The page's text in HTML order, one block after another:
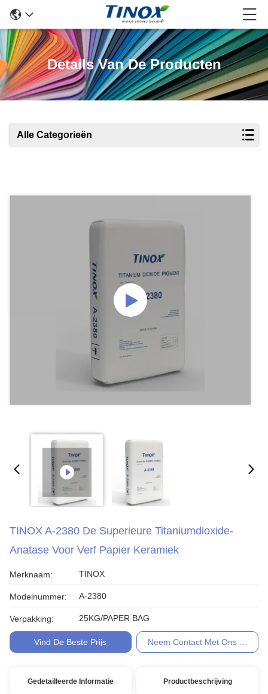
Details Van De Producten
Alle Categorieën
TINOX A-2380 De Superieure Titaniumdioxide-
Anatase Voor Verf Papier Keramiek
Merknaam: TINOX
Modelnummer: A-2380
Verpakking: 25KG/PAPER BAG
Vind De Beste Prijs Neem Contact Met Ons Op
Gedetailleerde Informatie Productbeschrijving